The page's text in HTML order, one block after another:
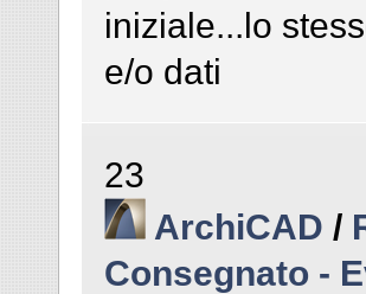
iniziale...lo
e/o dati
23
ArchiCAD /
Consegnato -